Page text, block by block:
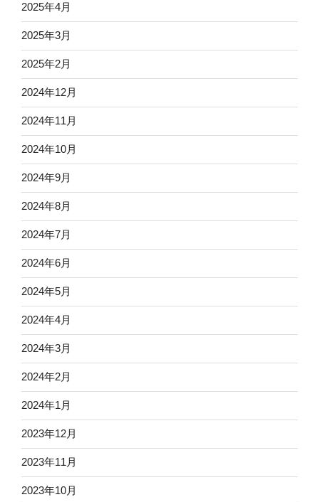
2025年4月
2025年3月
2025年2月
2024年12月
2024年11月
2024年10月
2024年9月
2024年8月
2024年7月
2024年6月
2024年5月
2024年4月
2024年3月
2024年2月
2024年1月
2023年12月
2023年11月
2023年10月